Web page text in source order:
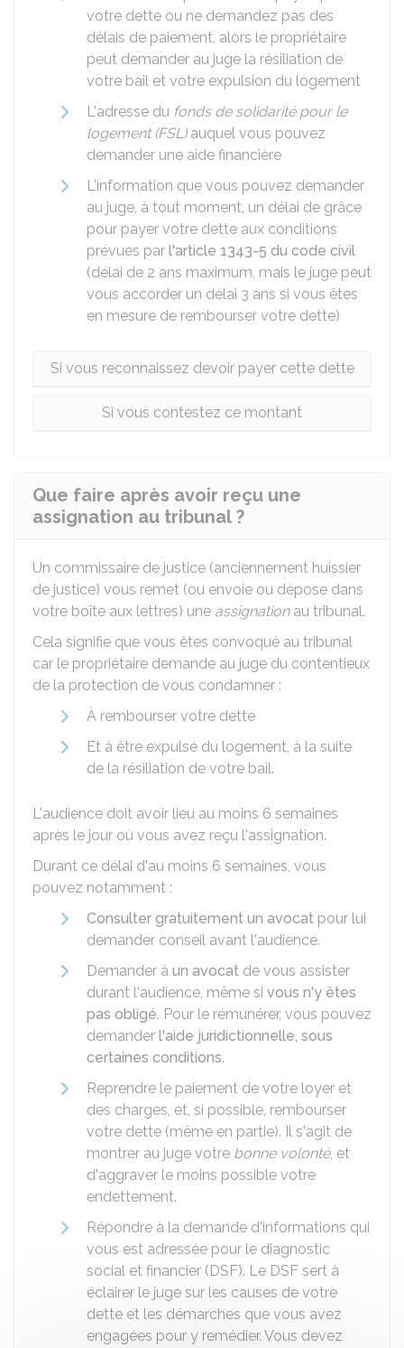
votre dette ou ne demandez pas des
délais de paiement, alors le propriétaire
peut demander au juge la résiliation de
votre bail et votre expulsion du logement
L'adresse du fonds de solidarité pour le
logement (FSL)auquel vous pouvez
demander une aide financière
L'information que vous pouvez demander
au juge, à tout moment, un délai de grâce
pour payer votre dette aux conditions
prévues par l'article 1343-5 du code civil
(délai de 2 ans maximum, mais le juge peut
vous accorder un délai 3 ans si vous êtes
en mesure de rembourser votre dette)
Si vous reconnaissez devoir payer cette dette
Si vous contestez ce montant
Que faire après avoir reçu une
assignation au tribunal ?
Un commissaire de justice (anciennement huissier
de justice) vous remet (ou envoie ou dépose dans
votre boîte aux lettres) une assignationau tribunal.
Cela signifie que vous êtes convoqué au tribunal
car le propriétaire demande au juge du contentieux
de la protection de vous condamner :
À rembourser votre dette
Et à être expulsé du logement, à la suite
de la résiliation de votre bail.
L'audience doit avoir lieu au moins 6 semaines
après le jour où vous avez reçu l'assignation.
Durant ce délai d'au moins 6 semaines, vous
pouvez notamment :
Consulter gratuitement un avocat pour lui
demander conseil avant l'audience.
Demander à un avocat de vous assister
durant l'audience, même si vous n'y êtes
pas obligé. Pour le rémunérer, vous pouvez
demander l'aide juridictionnelle, sous
certaines conditions.
Reprendre le paiement de votre loyer et
des charges, et, si possible, rembourser
votre dette (même en partie). Il s'agit de
montrer au juge votre bonne volonté, et
d'aggraver le moins possible votre
endettement.
Répondre à la demande d'informations qui
vous est adressée pour le diagnostic
social et financier (DSF). Le DSF sert à
éclairer le juge sur les causes de votre
dette et les démarches que vous avez
engagées pour y remédier. Vous devez